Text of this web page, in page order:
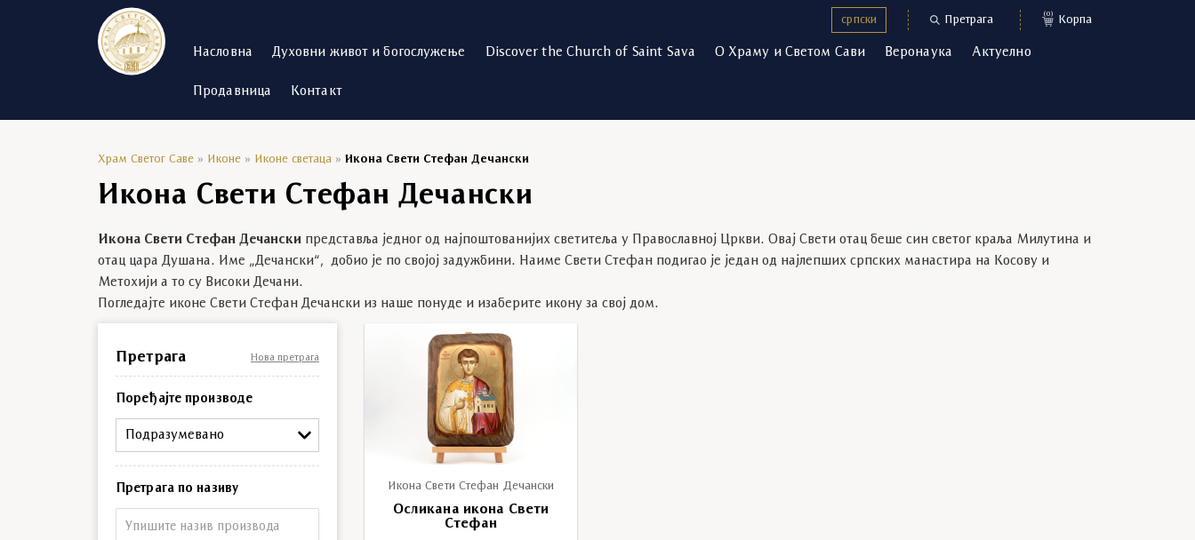
српски Претрага (0) Корпа
Насловна Духовни живот и богослужење Discover the Church of Saint Sava О Храму и Светом Сави Веронаука Актуелно
Продавница Контакт
Храм Светог Саве » Иконе » Иконе светаца » Икона Свети Стефан Дечански
Икона Свети Стефан Дечански
Икона Свети Стефан Дечански представља једног од најпоштованијих светитеља у Православној Цркви. Овај Свети отац беше син светог краља Милутина и
отац цара Душана. Име „Дечански“, добио је по својој задужбини. Наиме Свети Стефан подигао је један од најлепших српских манастира на Косову и
Метохији а то су Високи Дечани.
Погледајте иконе Свети Стефан Дечански из наше понуде и изаберите икону за свој дом.
Претрага Нова претрага
Поређајте производе
Подразумевано
Претрага по називу
Претрага по називу
Икона Свети Стефан Дечански
Осликана икона Свети
Стефан